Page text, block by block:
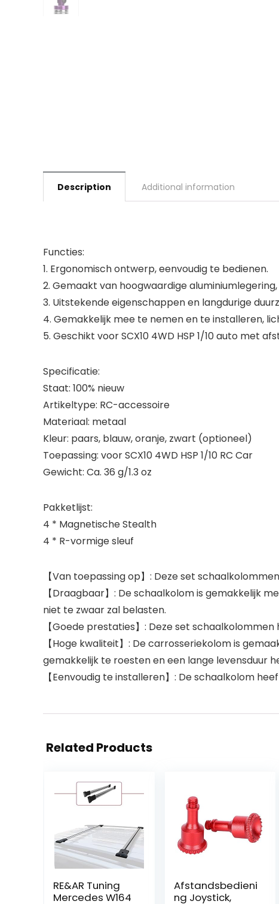
Description Additional information
Functies:
1. Ergonomisch ontwerp, eenvoudig te bedienen.
2. Gemaakt van hoogwaardige
3. Uitstekende eigenschappen en langdurige
4. Gemakkelijk mee te nemen en te installeren,
5. Geschikt voor SCX10 4WD HSP 1/10 auto met
Specificatie:
Staat: 100% nieuw
Artikeltype: RC-accessoire
Materiaal: metaal
Kleur: paars, blauw, oranje, zwart (optioneel)
Toepassing: voor SCX10 4WD HSP 1/10 RC Car
Gewicht: Ca. 36 g/1.3 oz
Pakketlijst:
4 * Magnetische Stealth
4 * R-vormige sleuf
【Van toepassing op】: Deze set
【Draagbaar】: De schaalkolom is gemakkelijk
niet te zwaar zal belasten.
【Goede prestaties】: Deze set
【Hoge kwaliteit】: De carrosseriekolom is
gemakkelijk te roesten en een lange levensduur
【Eenvoudig te installeren】: De schaalkolom
Related Products
RE&AR Tuning
Mercedes W164
Afstandsbedieni
ng Joystick,